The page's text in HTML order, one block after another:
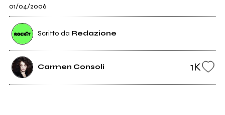
01/04/2006
Scritto da Redazione
Carmen Consoli 1K